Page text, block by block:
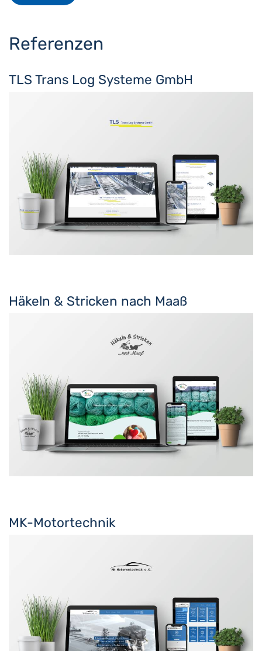
Referenzen
TLS Trans Log Systeme GmbH
Häkeln & Stricken nach Maaß
MK-Motortechnik